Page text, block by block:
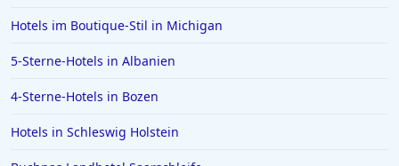
Hotels im Boutique-Stil in Michigan
5-Sterne-Hotels in Albanien
4-Sterne-Hotels in Bozen
Hotels in Schleswig Holstein